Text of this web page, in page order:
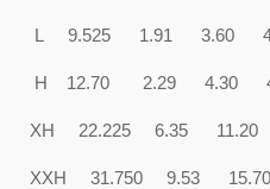
L 9.525 1.91
H 12.70 2.29 4.30
XH 22.225 6.35
XXH 31.750 9.53